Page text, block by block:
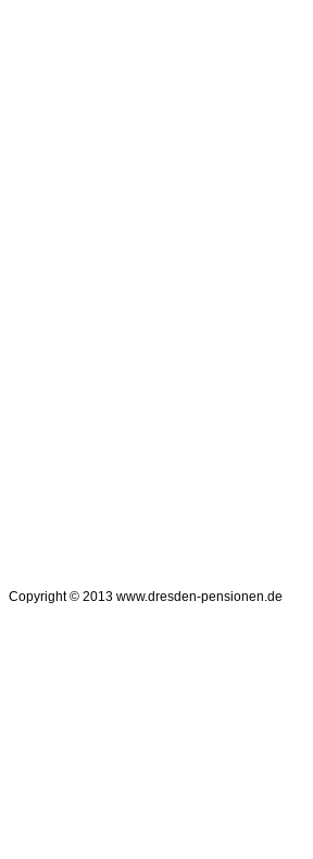
Copyright © 2013 www.dresden-pensionen.de